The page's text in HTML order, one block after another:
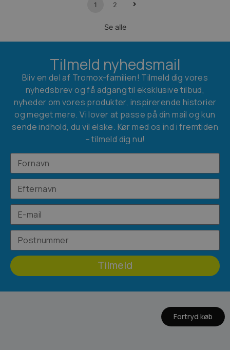
1 2
Se alle
Tilmeld nyhedsmail
Bliv en del af Tromox-familien! Tilmeld dig vores
nyhedsbrev og få adgang til eksklusive tilbud,
nyheder om vores produkter, inspirerende historier
og meget mere. Vi lover at passe på din mail og kun
sende indhold, du vil elske. Kør med os ind i fremtiden
– tilmeld dig nu!
Tilmeld
Fortryd køb